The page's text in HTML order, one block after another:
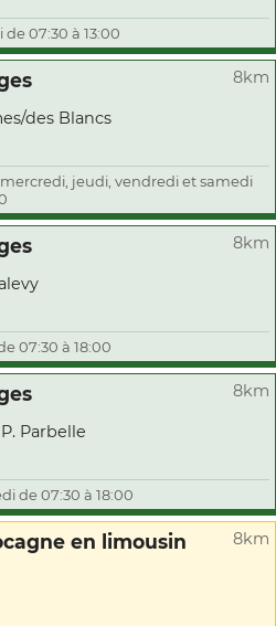
de 07:30 à 13:00
8km
des Blancs
mercredi, jeudi, vendredi et samedi
8km
07:30 à 18:00
8km
Parbelle
de 07:30 à 18:00
en limousin 8km